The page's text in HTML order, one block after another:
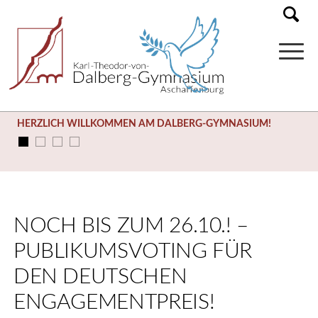
HERZLICH WILLKOMMEN AM DALBERG-GYMNASIUM!
NOCH BIS ZUM 26.10.! –
PUBLIKUMSVOTING FÜR
DEN DEUTSCHEN
ENGAGEMENTPREIS!